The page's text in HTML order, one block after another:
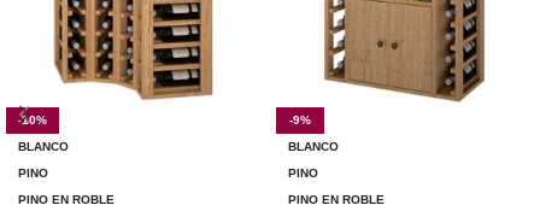
-10%
BLANCO
PINO
PINO EN ROBLE
-9%
BLANCO
PINO
PINO EN ROBLE